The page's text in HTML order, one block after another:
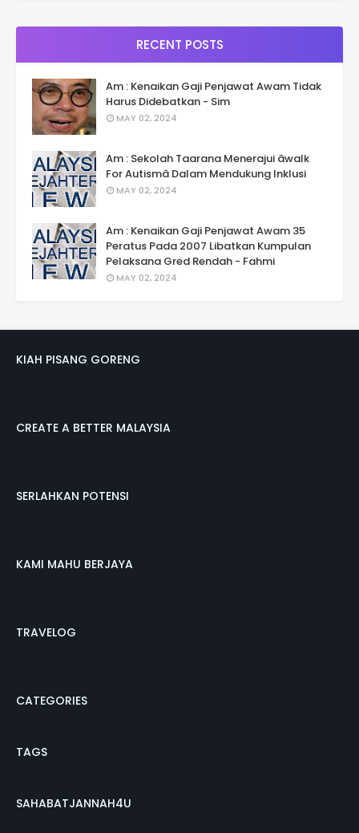
RECENT POSTS
Am : Kenaikan Gaji Penjawat Awam Tidak
Harus Didebatkan - Sim
MAY 02, 2024
Am : Sekolah Taarana Menerajui âwalk
For Autismâ Dalam Mendukung Inklusi
MAY 02, 2024
Am : Kenaikan Gaji Penjawat Awam 35
Peratus Pada 2007 Libatkan Kumpulan
Pelaksana Gred Rendah - Fahmi
MAY 02, 2024
KIAH PISANG GORENG
CREATE A BETTER MALAYSIA
SERLAHKAN POTENSI
KAMI MAHU BERJAYA
TRAVELOG
CATEGORIES
TAGS
SAHABATJANNAH4U